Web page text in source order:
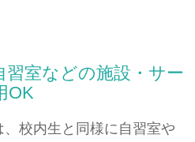
習室などの施設・サー
OK
校内生と同様に自習室や